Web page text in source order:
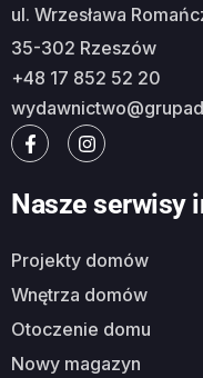
ul. Wrzesława
35-302 Rzeszów
+48 17 852 52 20
Nasze serwisy
Projekty domów
Wnętrza domów
Otoczenie domu
Nowy magazyn